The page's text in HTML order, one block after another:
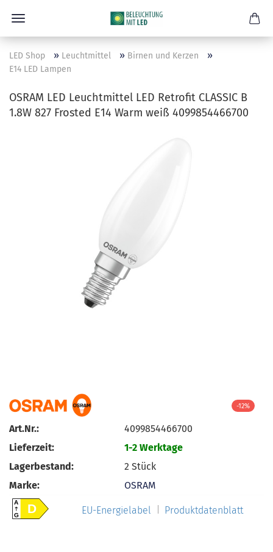
LED Shop » Leuchtmittel » Birnen und Kerzen »
E14 LED Lampen
OSRAM LED Leuchtmittel LED Retrofit CLASSIC B
1.8W 827 Frosted E14 Warm weiß 4099854466700
Art.Nr.:
4099854466700
Lieferzeit:
1-2 Werktage
Lagerbestand:
2Stück
Marke:
OSRAM
A
GD EU-Energielabel Produktdatenblatt
-12%